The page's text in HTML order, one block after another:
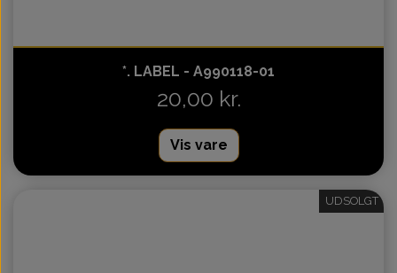
*. LABEL - A990118-01
20,00 kr.
Vis vare
UDSOLGT